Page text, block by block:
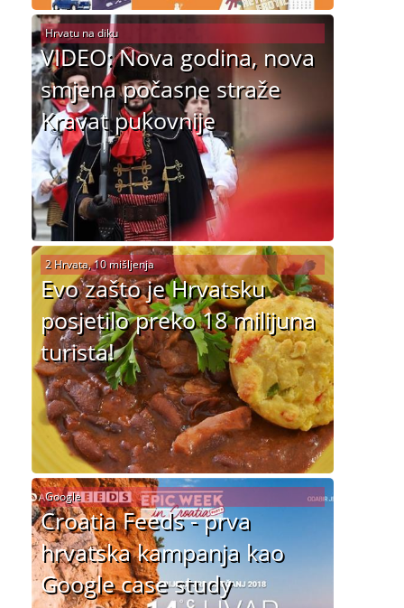
VIDEO: Nova godina, nova
smjena počasne straže
Kravat pukovnije
Hrvatu na diku
Evo zašto je Hrvatsku
posjetilo preko 18 milijuna
turista!
2 Hrvata, 10 mišljenja
Croatia Feeds - prva
hrvatska kampanja kao
Google case study
Google